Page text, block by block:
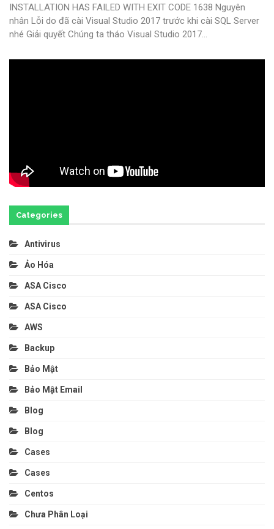
INSTALLATION HAS FAILED WITH EXIT CODE 1638 Nguyên
nhân Lỗi do đã cài Visual Studio 2017 trước khi cài SQL Server
nhé Giải quyết Chúng ta tháo Visual Studio 2017…
Categories
Antivirus
Ảo Hóa
ASA Cisco
ASA Cisco
AWS
Backup
Bảo Mật
Bảo Mật Email
Blog
Blog
Cases
Cases
Centos
Chưa Phân Loại